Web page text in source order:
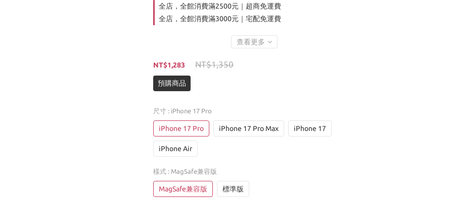
全店，全館消費滿2500元｜超商免運費
全店，全館消費滿3000元｜宅配免運費
查看更多
NT$1,350
NT$1,283
預購商品
尺寸 : iPhone 17 Pro
iPhone 17 Pro iPhone 17 Pro Max iPhone 17
iPhone Air
樣式 : MagSafe兼容版
MagSafe兼容版 標準版